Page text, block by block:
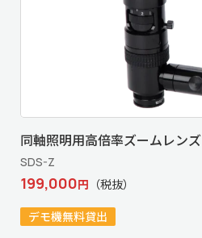
同軸照明用高倍率ズームレンズ
SDS-Z
199,000円 （税抜）
デモ機無料貸出